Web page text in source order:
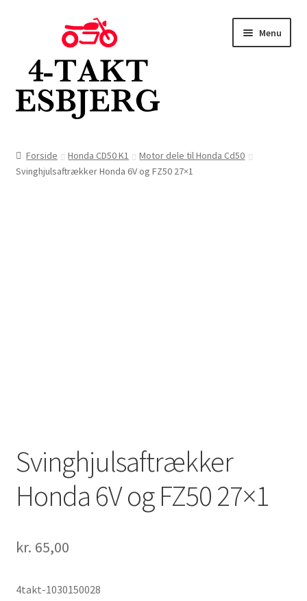
navigation
indhold
Menu
Butik
Forside Honda CD50 K1
Motor dele til Honda Cd50
Svinghjulsaftrækker Honda 6V og FZ50 27×1
Svinghjulsaftrækker
Honda 6V og FZ50 27×1
kr. 65,00
4takt-1030150028